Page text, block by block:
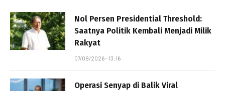
Nol Persen Presidential Threshold:
Saatnya Politik Kembali Menjadi Milik
Rakyat
07/08/2026 - 13:16
Operasi Senyap di Balik Viral